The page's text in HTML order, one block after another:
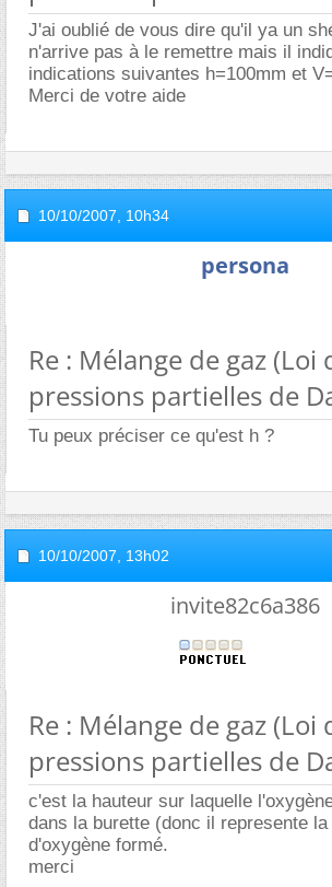
J'ai oublié de vous dire qu'il ya un
n'arrive pas à le remettre mais il
indications suivantes h=100mm et
Merci de votre aide
10/10/2007, 10h34
persona
Re : Mélange de gaz (Loi
pressions partielles de
Tu peux préciser ce qu'est h ?
10/10/2007, 13h02
invite82c6a386
Re : Mélange de gaz (Loi
pressions partielles de
c'est la hauteur sur laquelle
dans la burette (donc il represente la
d'oxygène formé.
merci